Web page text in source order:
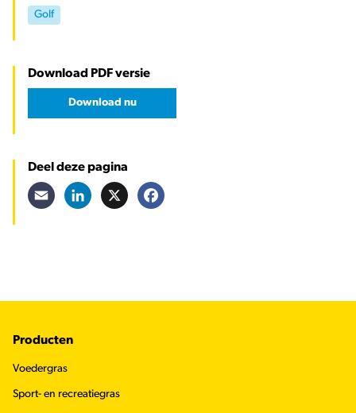
Golf
Download PDF versie
Download nu
Deel deze pagina
Email LinkedIn
Footer
Producten
Voedergras
Sport- en recreatiegras